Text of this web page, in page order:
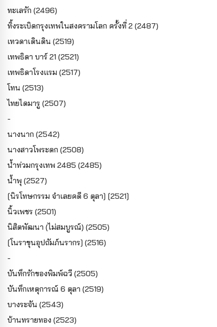
ทะเลรัก (2496)
ทิ้งระเบิดกรุงเทพในสงครามโลก ครั้งที่ 2 (2487)
เทวดาเดินดิน (2519)
เทพธิดา บาร์ 21 (2521)
เทพธิดาโรงแรม (2517)
โทน (2513)
ไทยไดมารู (2507)
-
นางนาก (2542)
นางสาวโพระดก (2508)
น้ำท่วมกรุงเทพ 2485 (2485)
น้ำพุ (2527)
[นิรโทษกรรม จำเลยคดี 6 ตุลา] [2521]
นิ้วเพชร (2501)
นิสิตพัฒนา (ไม่สมบูรณ์) (2505)
[โนราขุนอุปถัมภ์นรากร] (2516)
-
บันทึกรักของพิมพ์ฉวี (2505)
บันทึกเหตุการณ์ 6 ตุลา (2519)
บางระจัน (2543)
บ้านทรายทอง (2523)